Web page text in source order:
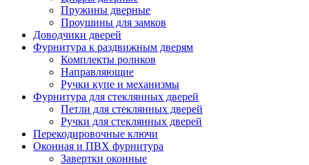
Пружины дверные
Проушины для замков
Доводчики дверей
Фурнитура к раздвижным дверям
Комплекты роликов
Направляющие
Ручки купе и механизмы
Фурнитура для стеклянных дверей
Петли для стеклянных дверей
Ручки для стеклянных дверей
Перекодировочные ключи
Оконная и ПВХ фурнитура
Завертки оконные